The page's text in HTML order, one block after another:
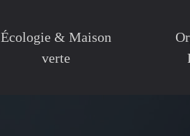
Écologie & Maison
verte